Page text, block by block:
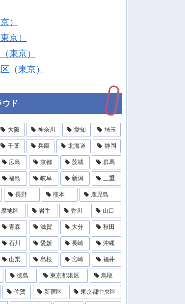
）
京）
東京）
（東京）
ウド
大阪 神奈川 愛知 埼玉
千葉 兵庫 北海道 静岡
広島 京都 茨城 群馬
福島 岐阜 新潟 三重
長野 熊本 鹿児島
地区 岩手 香川 山口
青森 滋賀 大分 秋田
石川 愛媛 長崎 沖縄
山梨 島根 宮崎 福井
徳島 東京都港区 鳥取
佐賀 新宿区 東京都中央区